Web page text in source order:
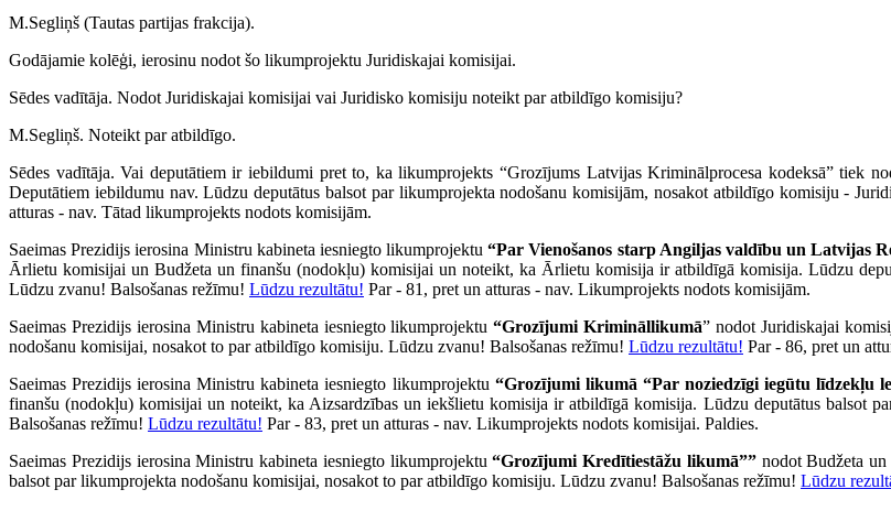
M.Segliņš (Tautas partijas frakcija).
Godājamie kolēģi, ierosinu nodot šo likumprojektu Juridiskajai komisijai.
Sēdes vadītāja. Nodot Juridiskajai komisijai vai Juridisko komisiju noteikt par atbildīgo komisiju?
M.Segliņš. Noteikt par atbildīgo.
Sēdes vadītāja. Vai deputātiem ir iebildumi pret to, ka likumprojekts “Grozījums Latvijas Kriminālprocesa kodeksā” tiek
Deputātiem iebildumu nav. Lūdzu deputātus balsot par likumprojekta nodošanu komisijām, nosakot atbildīgo komisiju -
atturas - nav. Tātad likumprojekts nodots komisijām.
Saeimas Prezidijs ierosina Ministru kabineta iesniegto likumprojektu“Par Vienošanos starp Angiljas valdību un Latvijas
Ārlietu komisijai un Budžeta un finanšu (nodokļu) komisijai un noteikt, ka Ārlietu komisija ir atbildīgā komisija. Lūdzu
Lūdzu zvanu! Balsošanas režīmu! Lūdzu rezultātu! Par - 81, pret un atturas - nav. Likumprojekts nodots komisijām.
Saeimas Prezidijs ierosina Ministru kabineta iesniegto likumprojektu“Grozījumi Krimināllikumā” nodot Juridiskajai
nodošanu komisijai, nosakot to par atbildīgo komisiju. Lūdzu zvanu! Balsošanas režīmu! Lūdzu rezultātu! Par - 86, pret un
Saeimas Prezidijs ierosina Ministru kabineta iesniegto likumprojektu “Grozījumi likumā “Par noziedzīgi iegūtu līdzekļu
finanšu (nodokļu) komisijai un noteikt, ka Aizsardzības un iekšlietu komisija ir atbildīgā komisija. Lūdzu deputātus balsot
Balsošanas režīmu! Lūdzu rezultātu! Par - 83, pret un atturas - nav. Likumprojekts nodots komisijai. Paldies.
Saeimas Prezidijs ierosina Ministru kabineta iesniegto likumprojektu“Grozījumi Kredītiestāžu likumā””nodot Budžeta un
balsot par likumprojekta nodošanu komisijai, nosakot to par atbildīgo komisiju. Lūdzu zvanu! Balsošanas režīmu! Lūdzu